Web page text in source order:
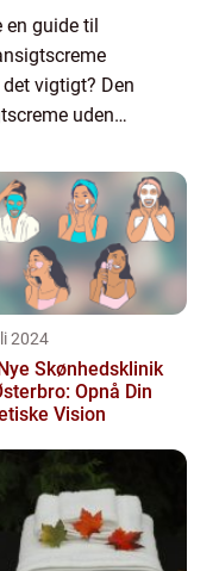
en guide til
vigtigt? Den
uden
til din hud Tips
2024
Skønhedsklinik
Opnå Din
Vision